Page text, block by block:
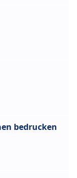
bedrucken